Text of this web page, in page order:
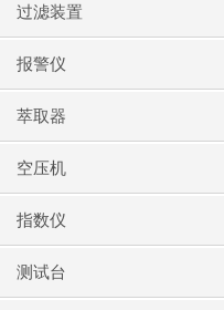
过滤装置
报警仪
萃取器
空压机
指数仪
测试台